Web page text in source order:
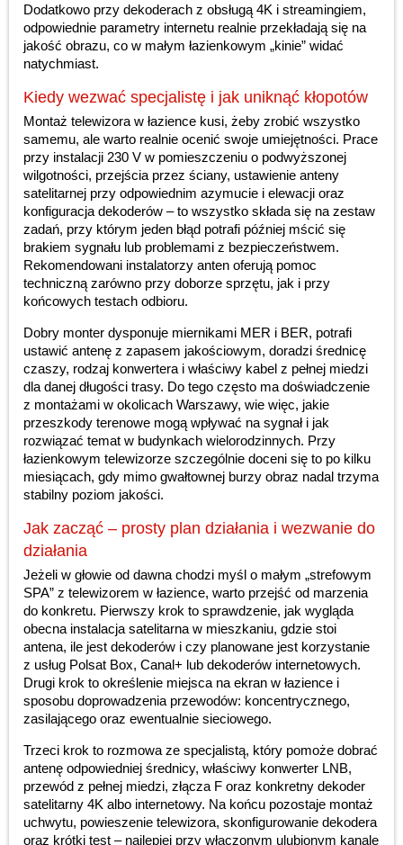
Dodatkowo przy dekoderach z obsługą 4K i streamingiem,
odpowiednie parametry internetu realnie przekładają się na
jakość obrazu, co w małym łazienkowym „kinie” widać
natychmiast.
Kiedy wezwać specjalistę i jak uniknąć kłopotów
Montaż telewizora w łazience kusi, żeby zrobić wszystko
samemu, ale warto realnie ocenić swoje umiejętności. Prace
przy instalacji 230 V w pomieszczeniu o podwyższonej
wilgotności, przejścia przez ściany, ustawienie anteny
satelitarnej przy odpowiednim azymucie i elewacji oraz
konfiguracja dekoderów – to wszystko składa się na zestaw
zadań, przy którym jeden błąd potrafi później mścić się
brakiem sygnału lub problemami z bezpieczeństwem.
Rekomendowani instalatorzy anten oferują pomoc
techniczną zarówno przy doborze sprzętu, jak i przy
końcowych testach odbioru.
Dobry monter dysponuje miernikami MER i BER, potrafi
ustawić antenę z zapasem jakościowym, doradzi średnicę
czaszy, rodzaj konwertera i właściwy kabel z pełnej miedzi
dla danej długości trasy. Do tego często ma doświadczenie
z montażami w okolicach Warszawy, wie więc, jakie
przeszkody terenowe mogą wpływać na sygnał i jak
rozwiązać temat w budynkach wielorodzinnych. Przy
łazienkowym telewizorze szczególnie doceni się to po kilku
miesiącach, gdy mimo gwałtownej burzy obraz nadal trzyma
stabilny poziom jakości.
Jak zacząć – prosty plan działania i wezwanie do
działania
Jeżeli w głowie od dawna chodzi myśl o małym „strefowym
SPA” z telewizorem w łazience, warto przejść od marzenia
do konkretu. Pierwszy krok to sprawdzenie, jak wygląda
obecna instalacja satelitarna w mieszkaniu, gdzie stoi
antena, ile jest dekoderów i czy planowane jest korzystanie
z usług Polsat Box, Canal+ lub dekoderów internetowych.
Drugi krok to określenie miejsca na ekran w łazience i
sposobu doprowadzenia przewodów: koncentrycznego,
zasilającego oraz ewentualnie sieciowego.
Trzeci krok to rozmowa ze specjalistą, który pomoże dobrać
antenę odpowiedniej średnicy, właściwy konwerter LNB,
przewód z pełnej miedzi, złącza F oraz konkretny dekoder
satelitarny 4K albo internetowy. Na końcu pozostaje montaż
uchwytu, powieszenie telewizora, skonfigurowanie dekodera
oraz krótki test – najlepiej przy włączonym ulubionym kanale